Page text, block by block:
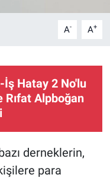
A- A+
İş Hatay 2 No'lu
Rıfat Alpboğan
derneklerin,
para